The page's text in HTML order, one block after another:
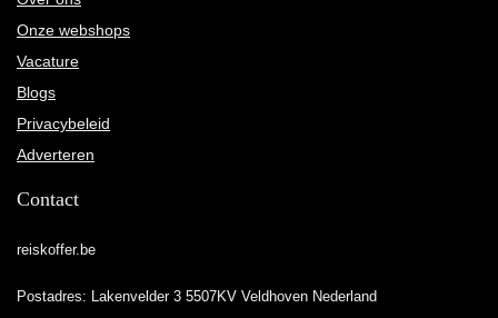
Onze webshops
Vacature
Blogs
Privacybeleid
Adverteren
Contact
reiskoffer.be
Postadres: Lakenvelder 3 5507KV Veldhoven Nederland